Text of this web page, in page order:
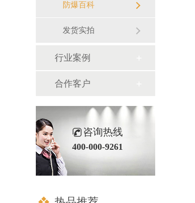
防爆百科
发货实拍
行业案例
合作客户
咨询热线
400-000-9261